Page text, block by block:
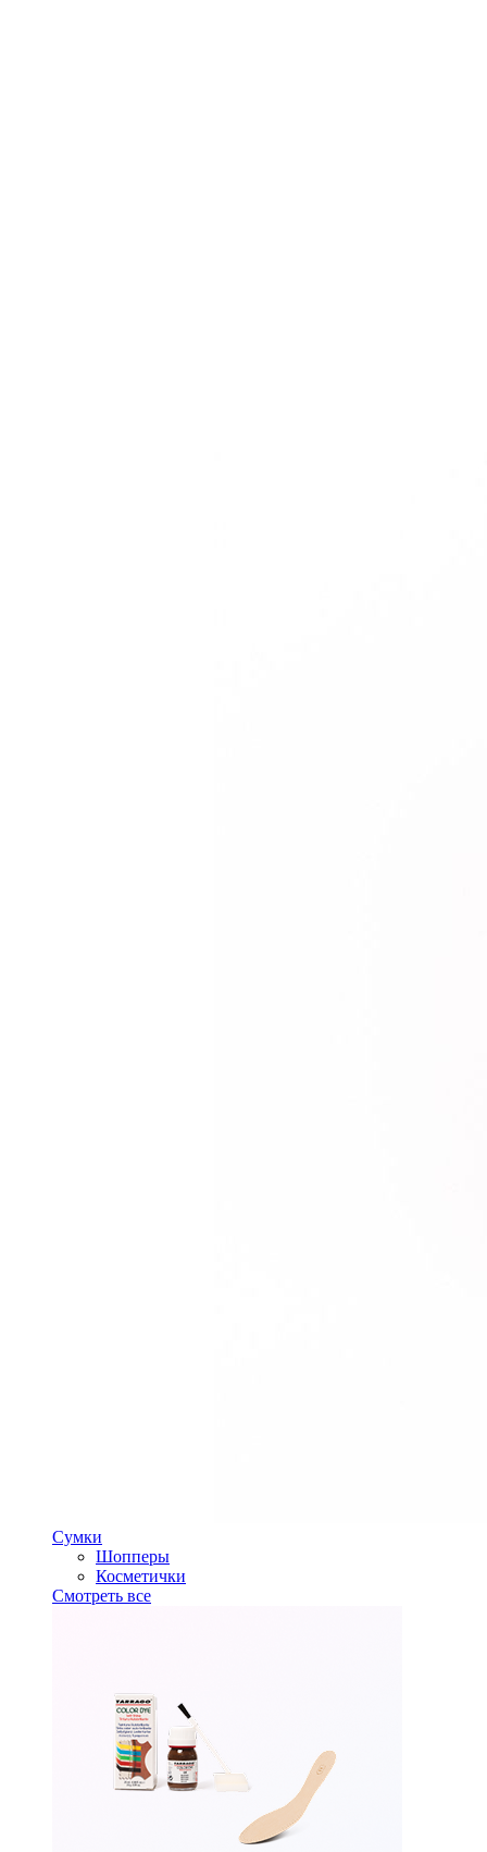
Сумки
Шопперы
Косметички
Смотреть все